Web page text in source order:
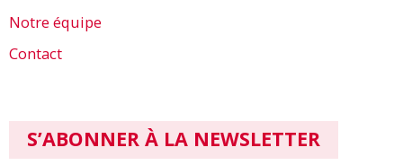
Notre équipe
Contact
S’ABONNER À LA NEWSLETTER